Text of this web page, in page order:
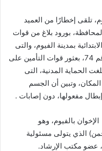
تلقى إخطارًا من العميد
بورود بلاغ من قوات
بمدينة الفيوم، والتى
تضم لجانًا انتخابية من رقم 70 إلى رقم 74، بعثور قوات التأمين على
الحماية المدنية، التى
وتبين أن الجسم
مفعولها، دون إصابات .
بالفيوم، وهو
الذي يتولى مسئولية
عضو مكتب الإرشاد.